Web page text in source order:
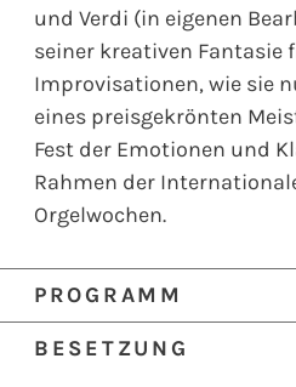
und Verdi (in eigenen
seiner kreativen Fantasie
Improvisationen, wie sie
eines preisgekrönten
Fest der Emotionen und
Rahmen der
Orgelwochen.
PROGRAMM
Marco Enrico Bossi
BESETZUNG